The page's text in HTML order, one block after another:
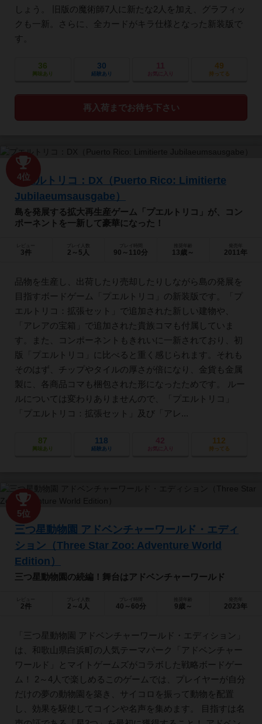
しょう。 旧版の魔術師7人に新たな2人を加え、グラフィッ
クも一新。さらに、全カードがキラ仕様となった新装版で
す。
36
興味あり
30
経験あり
11
お気に入り
49
持ってる
再入荷までお待ち下さい
4位
プエルトリコ：DX（Puerto Rico: Limitierte
Jubilaeumsausgabe）
島を発展する拡大再生産ゲーム「プエルトリコ」が、コン
ポーネントを一新して豪華になった！
3件
プレイ人数
2～5人 90～110分 13歳～ 2011年
品物を生産し、出荷したり売却したりしながら島の発展を
目指すボードゲーム「プエルトリコ」の新装版です。「プ
エルトリコ：拡張セット」で追加された新しい建物や、
「アレアの宝箱」で追加された貴族コマも付属していま
す。また、コンポーネントもきれいに一新されており、初
版「プエルトリコ」に比べると重く感じられます。それも
そのはず、チップやタイルの厚さが倍になり、金貨も金属
製に、各商品コマも梱包された形になったためです。 ルー
ルについては変わりありませんので、「プエルトリコ」
「プエルトリコ：拡張セット」及び「アレ...
87
興味あり
118
経験あり
42
お気に入り
112
持ってる
5位
三つ星動物園 アドベンチャーワールド・エディ
ション（Three Star Zoo: Adventure World
Edition）
三つ星動物園の続編！舞台はアドベンチャーワールド
2件
プレイ人数
2～4人 40～60分 9歳～ 2023年
「三つ星動物園 アドベンチャーワールド・エディション」
は、和歌山県白浜町の人気テーマパーク「アドベンチャー
ワールド」とマイトゲームズがコラボした戦略ボードゲー
ム！ 2～4人で楽しめるこのゲームでは、プレイヤーが自分
だけの夢の動物園を築き、サイコロを振って動物を配置
し、効果を駆使してコインや名声を集めます。 目指すは名